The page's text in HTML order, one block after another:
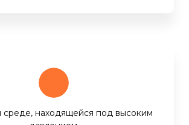
среде, находящейся под высоким